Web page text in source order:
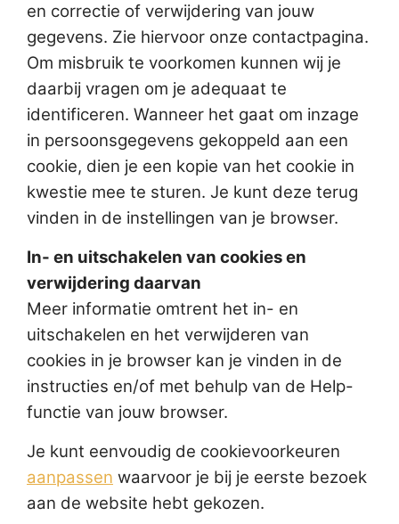
en correctie of verwijdering van jouw
gegevens. Zie hiervoor onze contactpagina.
Om misbruik te voorkomen kunnen wij je
daarbij vragen om je adequaat te
identificeren. Wanneer het gaat om inzage
in persoonsgegevens gekoppeld aan een
cookie, dien je een kopie van het cookie in
kwestie mee te sturen. Je kunt deze terug
vinden in de instellingen van je browser.
In- en uitschakelen van cookies en
verwijdering daarvan
Meer informatie omtrent het in- en
uitschakelen en het verwijderen van
cookies in je browser kan je vinden in de
instructies en/of met behulp van de Help-
functie van jouw browser.
Je kunt eenvoudig de cookievoorkeuren
aanpassen waarvoor je bij je eerste bezoek
aan de website hebt gekozen.